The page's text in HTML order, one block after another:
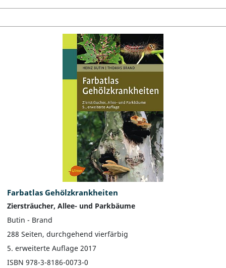
Farbatlas Gehölzkrankheiten
Ziersträucher, Allee- und Parkbäume
Butin - Brand
288 Seiten, durchgehend vierfärbig
5. erweiterte Auflage 2017
ISBN 978-3-8186-0073-0